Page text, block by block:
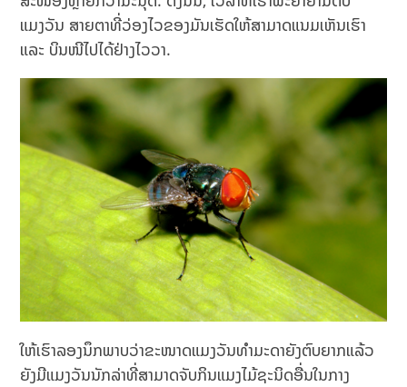
ແມງວັນ ສາຍຕາທີ່ວ່ອງໄວຂອງມັນເຮັດໃຫ້ສາມາດແນມເຫັນເຮົາ
ແລະ ບິນໜີໄປໄດ້ຢ່າງໄວວາ.
ໃຫ້ເຮົາລອງນຶກພາບວ່າຂະໜາດແມງວັນທຳມະດາຍັງຕົບຍາກແລ້ວ
ຍັງມີແມງວັນນັກລ່າທີ່ສາມາດຈັບກິນແມງໄມ້ຊະນິດອື່ນໃນກາງ